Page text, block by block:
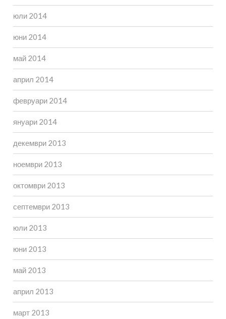
юли 2014
юни 2014
май 2014
април 2014
февруари 2014
януари 2014
декември 2013
ноември 2013
октомври 2013
септември 2013
юли 2013
юни 2013
май 2013
април 2013
март 2013